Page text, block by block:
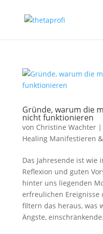
Gründe, warum die
nicht funktionieren
von Christine Wachter|
Healing Manifestieren
Das Jahresende ist
Reflexion und guten
hinter uns liegenden
erfreulichen Ereignisse
filtern das heraus, was
Ängste,